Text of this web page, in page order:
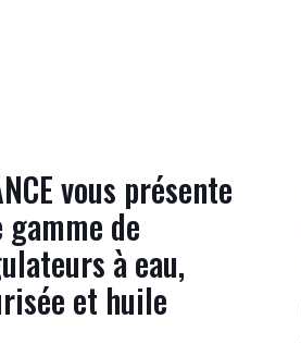
vous présente
de
à eau,
et huile